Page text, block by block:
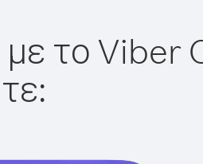
με το Viber